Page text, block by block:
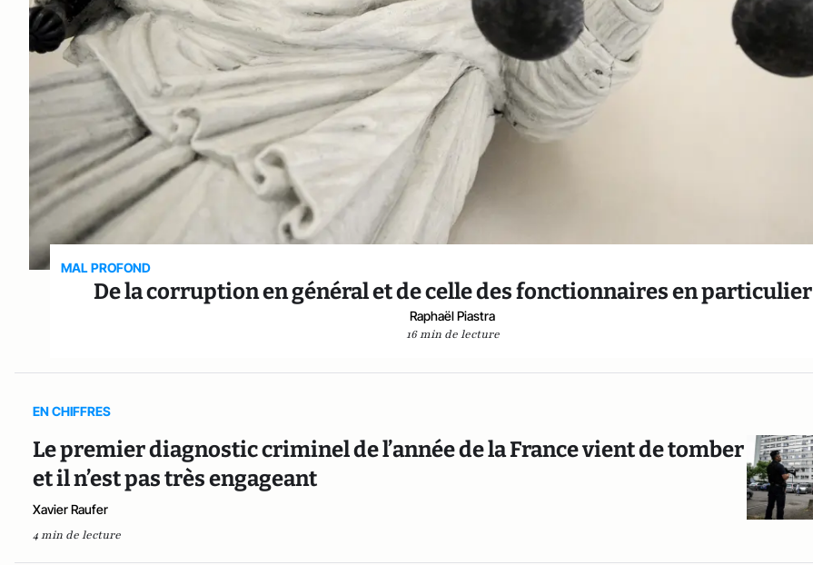
MAL PROFOND
De la corruption en général et de celle des fonctionnaires en particulier
Raphaël Piastra
16 min de lecture
EN CHIFFRES
Le premier diagnostic criminel de l’année de la France vient de tomber
et il n’est pas très engageant
Xavier Raufer
4 min de lecture